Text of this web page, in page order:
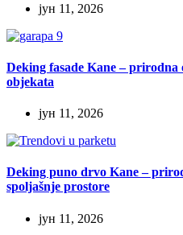
јун 11, 2026
Deking fasade Kane – prirodna
objekata
јун 11, 2026
Deking puno drvo Kane –
spoljašnje prostore
јун 11, 2026